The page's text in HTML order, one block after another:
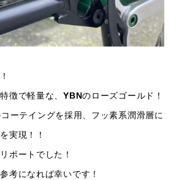
徴で軽量な、YBNのローズゴールド！
ーテイングを採用、フッ素系潤滑層に
実現！！
ポートでした！
考になれば幸いです！